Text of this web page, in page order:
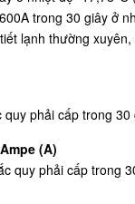
trong 30 giây ở
lạnh thường
phải cấp trong
(A)
phải cấp trong